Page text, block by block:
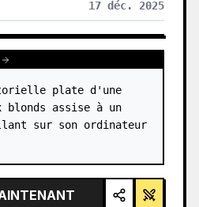
17 déc. 2025
plate d'une
blonds assise à un
sur son ordinateur